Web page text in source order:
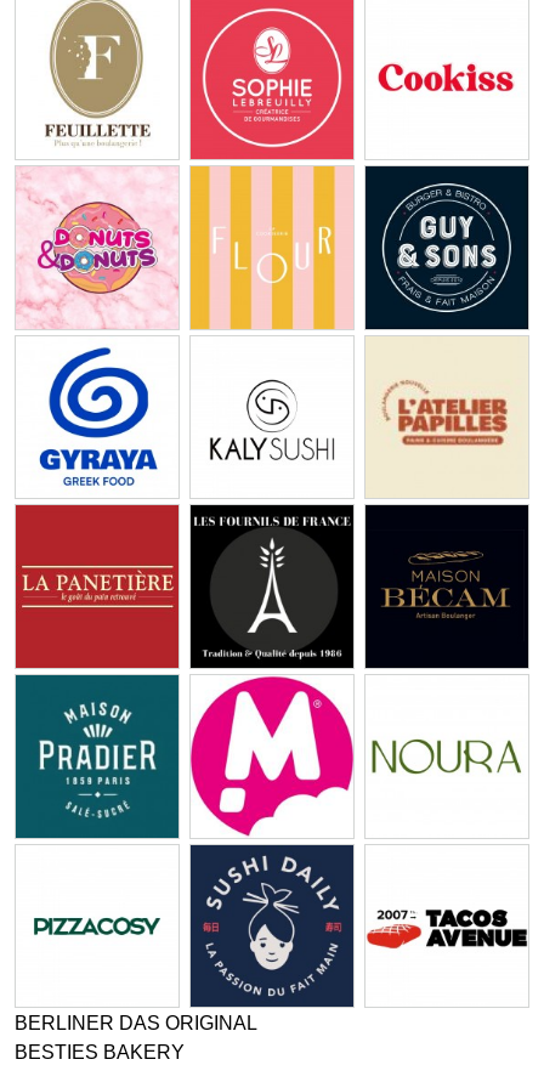
BERLINER DAS ORIGINAL
BESTIES BAKERY